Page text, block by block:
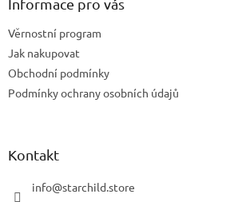
Informace pro vás
Věrnostní program
Jak nakupovat
Obchodní podmínky
Podmínky ochrany osobních údajů
Kontakt
info@starchild.store